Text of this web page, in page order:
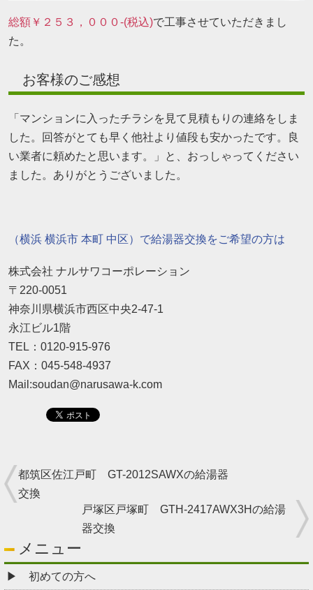
総額￥２５３，０００-(税込)で工事させていただきまし
た。
お客様のご感想
「マンションに入ったチラシを見て見積もりの連絡をしま
した。回答がとても早く他社より値段も安かったです。良
い業者に頼めたと思います。」と、おっしゃってください
ました。ありがとうございました。
（横浜 横浜市 本町 中区）で給湯器交換をご希望の方は
株式会社 ナルサワコーポレーション
〒220-0051
神奈川県横浜市西区中央2-47-1
永江ビル1階
TEL：0120-915-976
FAX：045-548-4937
Mail:soudan@narusawa-k.com
都筑区佐江戸町 GT-2012SAWXの給湯器
交換
戸塚区戸塚町 GTH-2417AWX3Hの給湯
器交換
メニュー
初めての方へ